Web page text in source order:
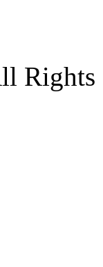
Rights